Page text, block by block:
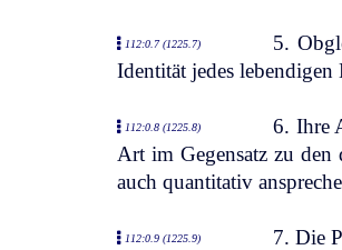
112:0.7 (1225.7)
5.
Identität jedes lebendigen
112:0.8 (1225.8)
6. Ihre
Art im Gegensatz zu
auch quantitativ
112:0.9 (1225.9) 7. Die